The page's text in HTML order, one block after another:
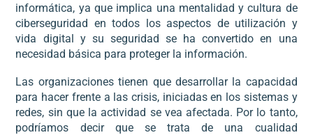
informática, ya que implica una mentalidad y cultura de
ciberseguridad en todos los aspectos de utilización y
vida digital y su seguridad se ha convertido en una
necesidad básica para proteger la información.
Las organizaciones tienen que desarrollar la capacidad
para hacer frente a las crisis, iniciadas en los sistemas y
redes, sin que la actividad se vea afectada. Por lo tanto,
podríamos decir que se trata de una cualidad